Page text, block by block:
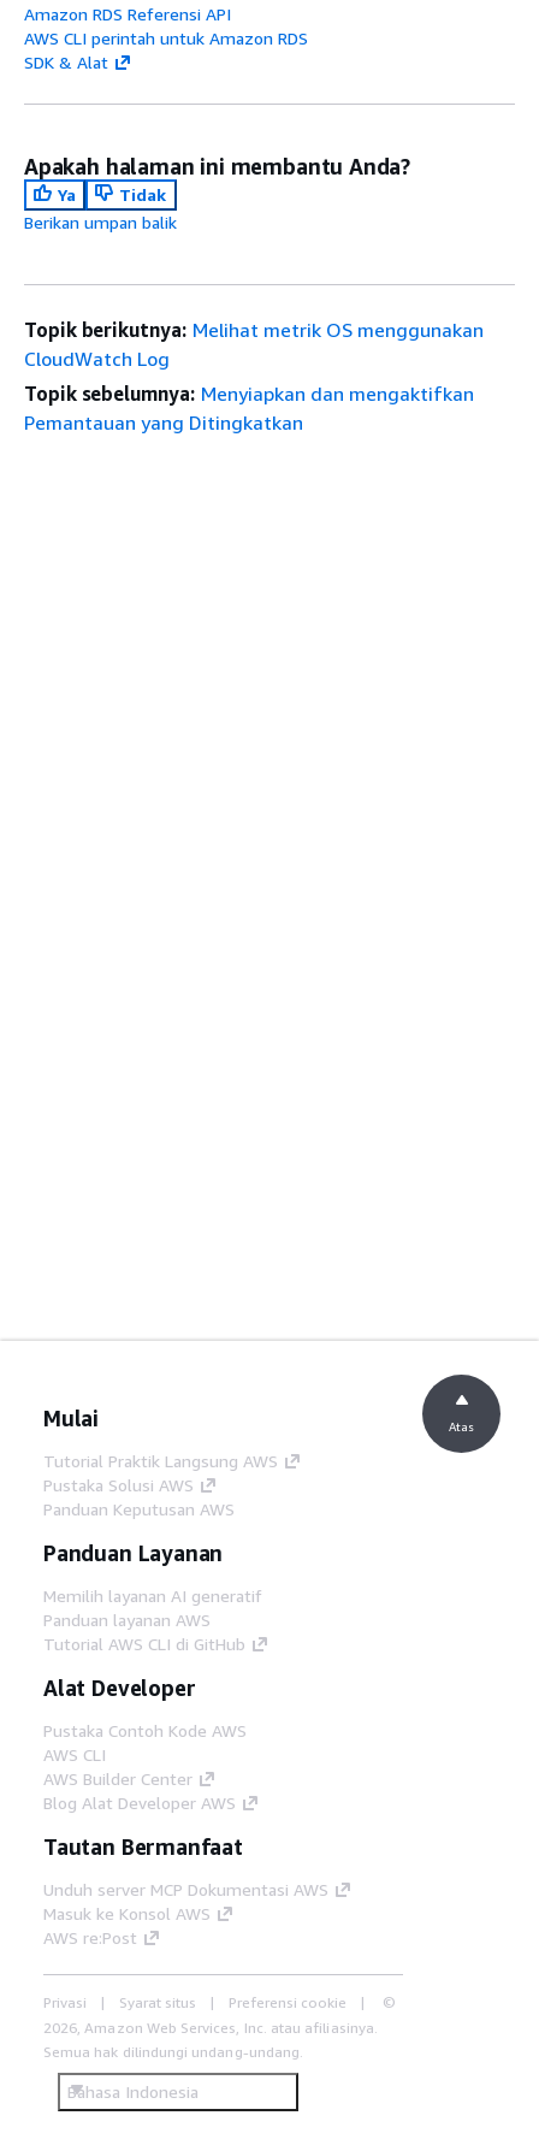
Amazon RDS Referensi API
AWS CLI perintah untuk Amazon RDS
SDK & Alat
Apakah halaman ini membantu Anda?
Ya
Tidak
Berikan umpan balik
Topik berikutnya: Melihat metrik OS menggunakan
CloudWatch Log
Topik sebelumnya: Menyiapkan dan mengaktifkan
Pemantauan yang Ditingkatkan
Mulai
Tutorial Praktik Langsung AWS
Pustaka Solusi AWS
Panduan Keputusan AWS
Panduan Layanan
Memilih layanan AI generatif
Panduan layanan AWS
Tutorial AWS CLI di GitHub
Alat Developer
Pustaka Contoh Kode AWS
AWS CLI
AWS Builder Center
Blog Alat Developer AWS
Tautan Bermanfaat
Unduh server MCP Dokumentasi AWS
Masuk ke Konsol AWS
AWS re:Post
Privasi Syarat situs Preferensi cookie
©
2026, Amazon Web Services, Inc. atau afiliasinya.
Semua hak dilindungi undang-undang.
Bahasa Indonesia
Atas